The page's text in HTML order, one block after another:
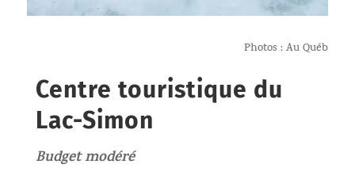
Photos : Au Québ
Centre touristique du
Lac-Simon
Budget modéré